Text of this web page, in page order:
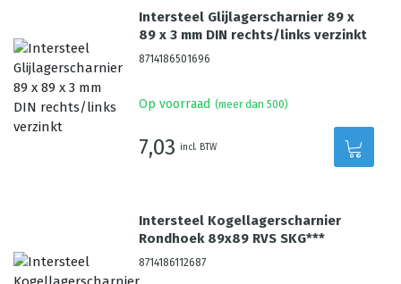
Intersteel Glijlagerscharnier 89 x
89 x 3 mm DIN rechts/links verzinkt
8714186501696
Op voorraad (meer dan 500)
7,03 incl. BTW
Intersteel Kogellagerscharnier
Rondhoek 89x89 RVS SKG***
8714186112687